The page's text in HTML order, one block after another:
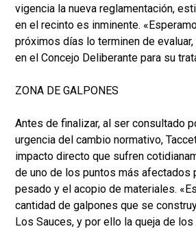
vigencia la nueva reglamentación,
en el recinto es inminente.
próximos días lo terminen de
en el Concejo Deliberante para su
ZONA DE GALPONES
Antes de finalizar, al ser consultado
urgencia del cambio normativo,
impacto directo que sufren
de uno de los puntos más afectados
pesado y el acopio de materiales.
cantidad de galpones que se
Los Sauces, y por ello la queja de